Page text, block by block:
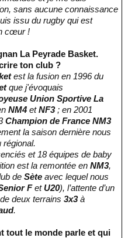
sans aucune connaissance
issu du rugby qui est
cœur !
La Peyrade Basket.
ton club ?
est la fusion en 1996 du
que j'évoquais
Union Sportive La
NM4 etNF3 ; en 2001
Champion de France NM3
la saison dernière nous
et 18 équipes de baby
est la remontée en NM3,
de Sète avec lequel nous
FetU20), l’attente d’un
deux terrains 3x3à
.
tout le monde parle et qui